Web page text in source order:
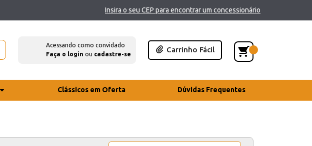
Insira o seu CEP para encontrar um concessionário
Acessando como convidado
Faça o login ou cadastre-se
Carrinho Fácil
Clássicos em Oferta Dúvidas Frequentes